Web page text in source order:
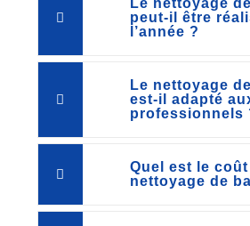
Le nettoyage
peut-il être
l’année ?
Le nettoyage
est-il adapté
professionnels
Quel est le coût
nettoyage de